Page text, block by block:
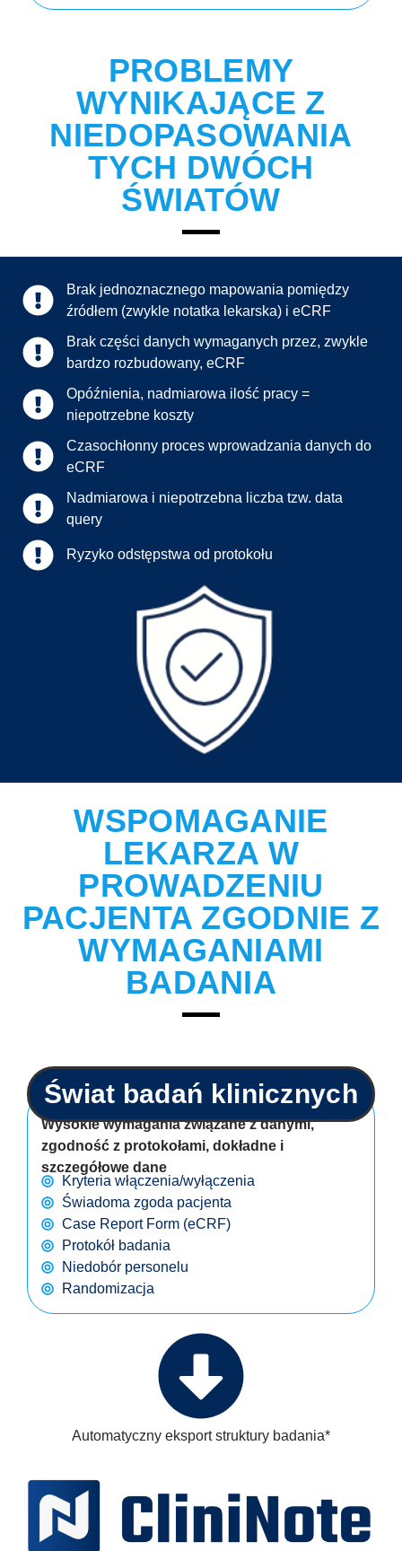
PROBLEMY
WYNIKAJĄCE Z
NIEDOPASOWANIA
TYCH DWÓCH
ŚWIATÓW
Brak jednoznacznego mapowania pomiędzy
źródłem (zwykle notatka lekarska) i eCRF
Brak części danych wymaganych przez, zwykle
bardzo rozbudowany, eCRF
Opóźnienia, nadmiarowa ilość pracy =
niepotrzebne koszty
Czasochłonny proces wprowadzania danych do
eCRF
Nadmiarowa i niepotrzebna liczba tzw. data
query
Ryzyko odstępstwa od protokołu
WSPOMAGANIE
LEKARZA W
PROWADZENIU
PACJENTA ZGODNIE Z
WYMAGANIAMI
BADANIA
Świat badań klinicznych
Wysokie wymagania związane z danymi,
zgodność z protokołami, dokładne i
szczegółowe dane
Kryteria włączenia/wyłączenia
Świadoma zgoda pacjenta
Case Report Form (eCRF)
Protokół badania
Niedobór personelu
Randomizacja
Automatyczny eksport struktury badania*